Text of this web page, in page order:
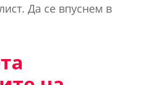
Да се впуснем в